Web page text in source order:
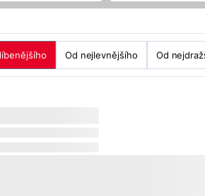
Od nejlevnějšího Od